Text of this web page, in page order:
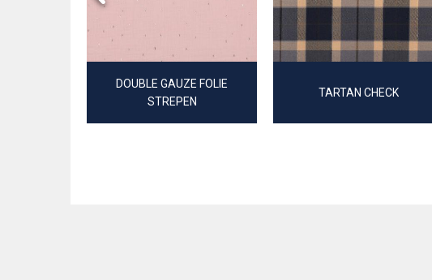
DOUBLE GAUZE FOLIE
STREPEN
TARTAN CHECK